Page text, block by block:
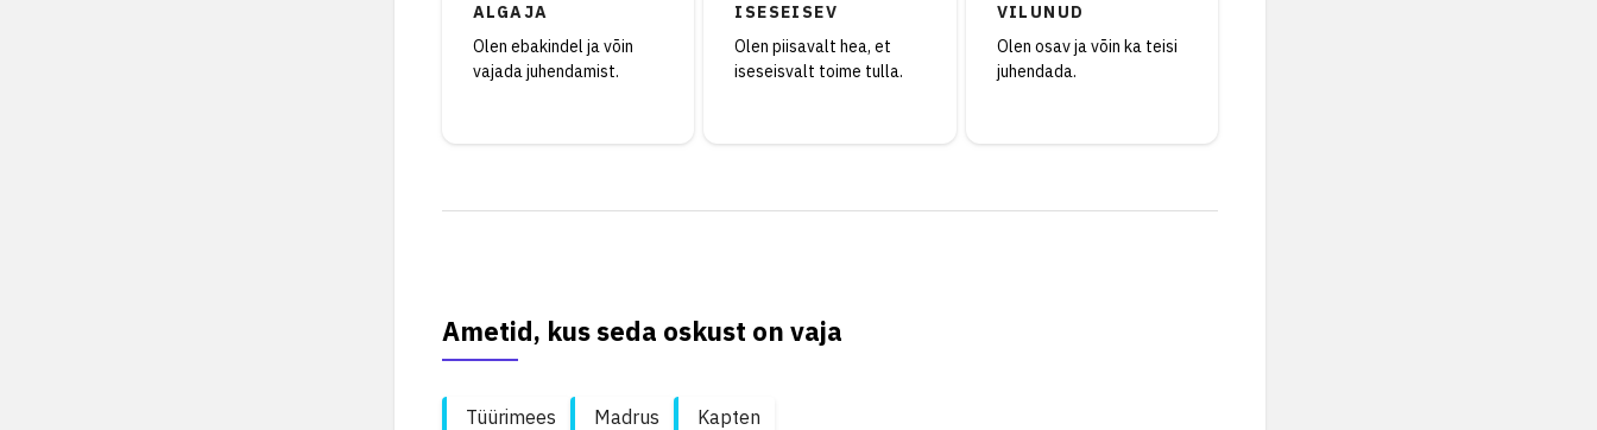
ALGAJA
Olen ebakindel ja võin
vajada juhendamist.
ISESEISEV
Olen piisavalt hea, et
iseseisvalt toime tulla.
VILUNUD
Olen osav ja võin ka teisi
juhendada.
Ametid, kus seda oskust on vaja
Tüürimees Madrus Kapten